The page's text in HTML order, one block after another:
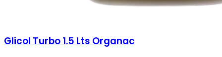
Glicol Turbo 1.5 Lts Organac